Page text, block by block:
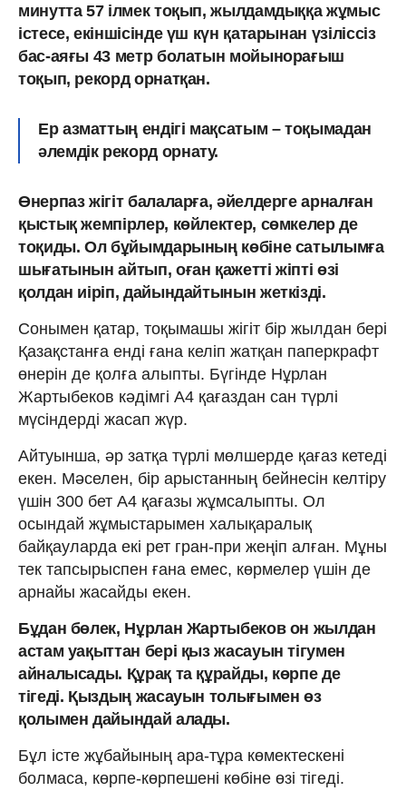
минутта 57 ілмек тоқып, жылдамдыққа жұмыс
істесе, екіншісінде үш күн қатарынан үзіліссіз
бас-аяғы 43 метр болатын мойынорағыш
тоқып, рекорд орнатқан.
Ер азматтың ендігі мақсатым – тоқымадан
әлемдік рекорд орнату.
Өнерпаз жігіт балаларға, әйелдерге арналған
қыстық жемпірлер, көйлектер, сөмкелер де
тоқиды. Ол бұйымдарының көбіне сатылымға
шығатынын айтып, оған қажетті жіпті өзі
қолдан иіріп, дайындайтынын жеткізді.
Сонымен қатар, тоқымашы жігіт бір жылдан бері
Қазақстанға енді ғана келіп жатқан паперкрафт
өнерін де қолға алыпты. Бүгінде Нұрлан
Жартыбеков кәдімгі А4 қағаздан сан түрлі
мүсіндерді жасап жүр.
Айтуынша, әр затқа түрлі мөлшерде қағаз кетеді
екен. Мәселен, бір арыстанның бейнесін келтіру
үшін 300 бет А4 қағазы жұмсалыпты. Ол
осындай жұмыстарымен халықаралық
байқауларда екі рет гран-при жеңіп алған. Мұны
тек тапсырыспен ғана емес, көрмелер үшін де
арнайы жасайды екен.
Бұдан бөлек, Нұрлан Жартыбеков он жылдан
астам уақыттан бері қыз жасауын тігумен
айналысады. Құрақ та құрайды, көрпе де
тігеді. Қыздың жасауын толығымен өз
қолымен дайындай алады.
Бұл істе жұбайының ара-тұра көмектескені
болмаса, көрпе-көрпешені көбіне өзі тігеді.